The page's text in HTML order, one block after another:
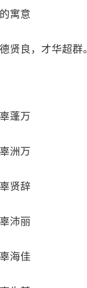
寓意
贤良，才华超群
蓬万
洲万
贤辞
沛丽
海佳